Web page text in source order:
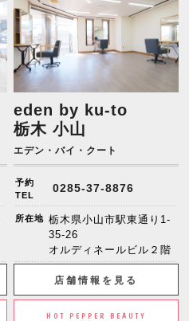
eden by ku-to
栃木 小山
エデン・バイ・クート
予約
TEL
0285-37-8876
所在地 栃木県小山市駅東通り1-
35-26
オルディネールビル２階
店舗情報を見る
HOT PEPPER BEAUTY